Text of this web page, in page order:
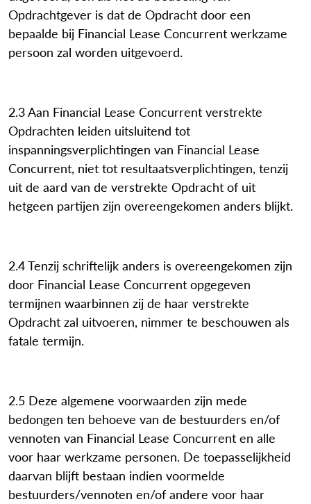
Opdrachtgever is dat de Opdracht door een
bepaalde bij Financial Lease Concurrent werkzame
persoon zal worden uitgevoerd.
2.3 Aan Financial Lease Concurrent verstrekte
Opdrachten leiden uitsluitend tot
inspanningsverplichtingen van Financial Lease
Concurrent, niet tot resultaatsverplichtingen, tenzij
uit de aard van de verstrekte Opdracht of uit
hetgeen partijen zijn overeengekomen anders blijkt.
2.4 Tenzij schriftelijk anders is overeengekomen zijn
door Financial Lease Concurrent opgegeven
termijnen waarbinnen zij de haar verstrekte
Opdracht zal uitvoeren, nimmer te beschouwen als
fatale termijn.
2.5 Deze algemene voorwaarden zijn mede
bedongen ten behoeve van de bestuurders en/of
vennoten van Financial Lease Concurrent en alle
voor haar werkzame personen. De toepasselijkheid
daarvan blijft bestaan indien voormelde
bestuurders/vennoten en/of andere voor haar